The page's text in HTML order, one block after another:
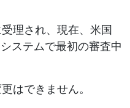
理され、現在、米国
ステムで最初の審査中
はできません。